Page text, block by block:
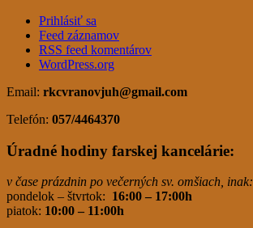
Prihlásiť sa
Feed záznamov
RSS feed komentárov
WordPress.org
Email: rkcvranovjuh@gmail.com
Telefón: 057/4464370
Úradné hodiny farskej kancelárie:
v čase prázdnin po večerných sv. omšiach, inak:
pondelok – štvrtok: 16:00 – 17:00h
piatok: 10:00 – 11:00h